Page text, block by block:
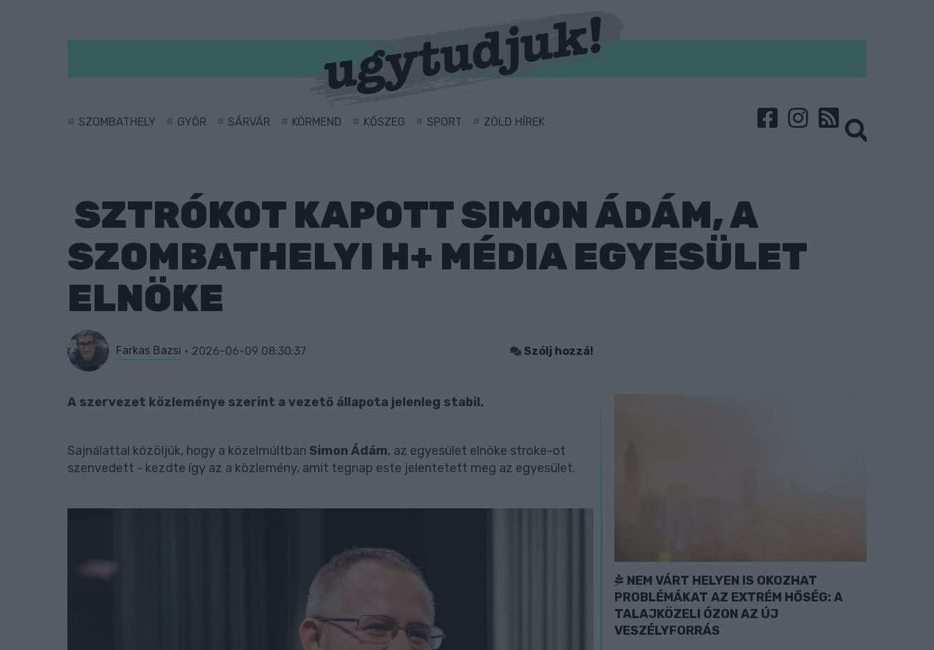
SZOMBATHELY GYŐR SÁRVÁR KÖRMEND KŐSZEG SPORT ZÖLD HÍREK
SZTRÓKOT KAPOTT SIMON ÁDÁM, A
SZOMBATHELYI H+ MÉDIA EGYESÜLET
ELNÖKE
Farkas Bazsi 2026-06-09 08:30:37 Szólj hozzá!
A szervezet közleménye szerint a vezető állapota jelenleg stabil.
Sajnálattal közöljük, hogy a közelmúltban Simon Ádám, az egyesület elnöke stroke-ot
szenvedett - kezdte így az a közlemény, amit tegnap este jelentetett meg az egyesület.
NEM VÁRT HELYEN IS OKOZHAT
PROBLÉMÁKAT AZ EXTRÉM HŐSÉG: A
TALAJKÖZELI ÓZON AZ ÚJ
VESZÉLYFORRÁS